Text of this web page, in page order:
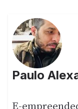
Paulo